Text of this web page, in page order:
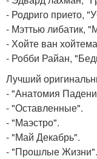
- Родриго прието,
- Мэттью либатик,
- Хойте ван
- Робби Райан,
Лучший
- "Анатомия
- "Оставленные".
- "Маэстро".
- "Май Декабрь".
- "Прошлые Жизни".